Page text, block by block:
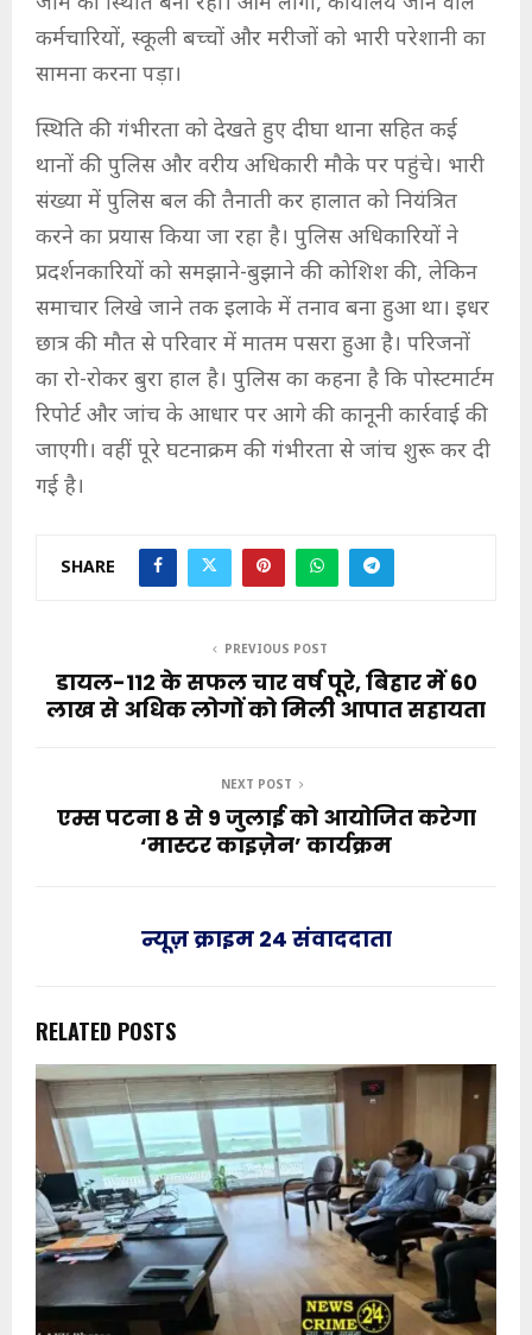
कर्मचारियों, स्कूली बच्चों और मरीजों को भारी परेशानी का
सामना करना पड़ा।
स्थिति की गंभीरता को देखते हुए दीघा थाना सहित कई
थानों की पुलिस और वरीय अधिकारी मौके पर पहुंचे। भारी
संख्या में पुलिस बल की तैनाती कर हालात को नियंत्रित
करने का प्रयास किया जा रहा है। पुलिस अधिकारियों ने
प्रदर्शनकारियों को समझाने-बुझाने की कोशिश की, लेकिन
समाचार लिखे जाने तक इलाके में तनाव बना हुआ था। इधर
छात्र की मौत से परिवार में मातम पसरा हुआ है। परिजनों
का रो-रोकर बुरा हाल है। पुलिस का कहना है कि पोस्टमार्टम
रिपोर्ट और जांच के आधार पर आगे की कानूनी कार्रवाई की
जाएगी। वहीं पूरे घटनाक्रम की गंभीरता से जांच शुरू कर दी
गई है।
SHARE
PREVIOUS POST
डायल-112 के सफल चार वर्ष पूरे, बिहार में 60
लाख से अधिक लोगों को मिली आपात सहायता
NEXT POST
एम्स पटना 8 से 9 जुलाई को आयोजित करेगा
‘मास्टर काइज़ेन’ कार्यक्रम
न्यूज़ क्राइम 24 संवाददाता
RELATED POSTS